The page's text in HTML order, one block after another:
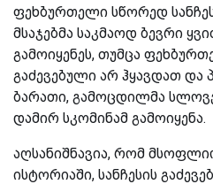
ფეხბურთელი სწორედ
მსაჯებმა საკმაოდ ბევრი
გამოიყენეს, თუმცა
გაძევებული არ ჰყავდათ
ბარათი, გამოცდილმა
დამირ სკომინამ გამოიყენა.
აღსანიშნავია, რომ
ისტორიაში, სანჩესის